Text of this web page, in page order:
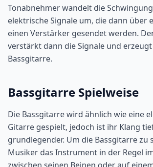
Tonabnehmer wandelt die
elektrische Signale um, die dann über
einen Verstärker gesendet werden.
verstärkt dann die Signale und
Bassgitarre.
Bassgitarre Spielweise
Die Bassgitarre wird ähnlich wie eine
Gitarre gespielt, jedoch ist ihr Klang
grundlegender. Um die Bassgitarre zu
Musiker das Instrument in der Regel